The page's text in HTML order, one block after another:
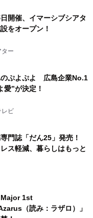
開催、イマーシブシアタ
をオープン！
ター
のぷよぷよ 広島企業No.1
愛”が決定！
レビ
門誌「だん25」発売！
ス軽減、暮らしはもっと
1st
（読み：ラザロ）」